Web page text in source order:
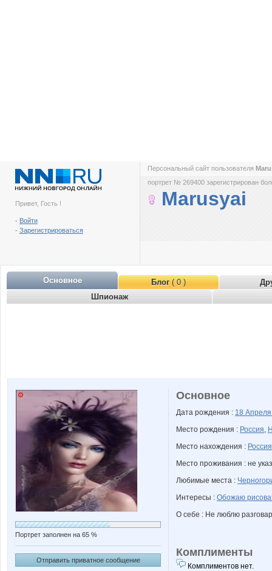
Привет, Гость !
- Войти
- Зарегистрироваться
Персональный сайт пользователя
портрет № 269400 зарегистрирован
Marusyai
Основное Блог( 0 )
Шпионаж
Портрет заполнен на 65 %
Отправить приватное сообщение
Основное
Дата рождения : 18
Место рождения : Россия,
Место нахождения : Россия
Место проживания : не
Любимые места :
Интересы : Обожаю
О себе : Не люблю
Комплименты
Комплиментов нет.